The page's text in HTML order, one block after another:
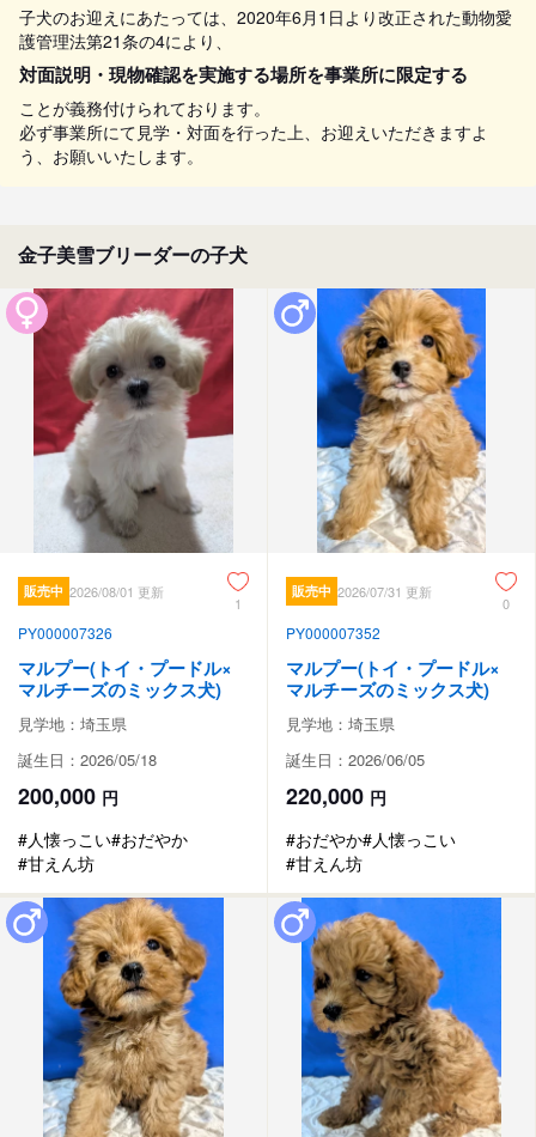
子犬のお迎えにあたっては、2020年6月1日より改正された動物愛
護管理法第21条の4により、
対面説明・現物確認を実施する場所を事業所に限定する
ことが義務付けられております。
必ず事業所にて見学・対面を行った上、お迎えいただきますよ
う、お願いいたします。
金子美雪ブリーダーの子犬
販売中 2026/08/01 更新
1
PY000007326
マルプー(トイ・プードル×
マルチーズのミックス犬)
見学地：埼玉県
誕生日：2026/05/18
200,000 円
#人懐っこい#おだやか
#甘えん坊
販売中 2026/07/31 更新
0
PY000007352
マルプー(トイ・プードル×
マルチーズのミックス犬)
見学地：埼玉県
誕生日：2026/06/05
220,000 円
#おだやか#人懐っこい
#甘えん坊